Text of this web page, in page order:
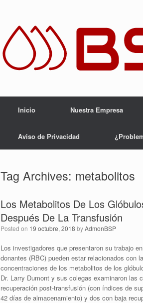
Inicio Nuestra Empresa
Aviso de Privacidad
Tag Archives: metabolitos
Los Metabolitos De Los
Después De La Transfusión
Posted on 19 octubre, 2018 byAdmonBSP
Los investigadores que presentaron su trabajo
donantes (RBC) pueden estar relacionados con
concentraciones de los metabolitos de los
Dr. Larry Dumont y sus colegas examinaron las
recuperación post-transfusión (con índices de
42 días de almacenamiento) y dos con baja